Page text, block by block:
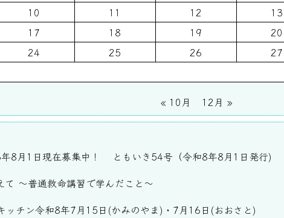
10
11 12 13
17
18 19 20
24
25 26 27
« 10月 12月 »
8月1日現在募集中！ ともいき54号（令和8年8月1日発行)
て ～普通救命講習で学んだこと～
チン令和8年7月15日(かみのやま)・7月16日(おおさと)